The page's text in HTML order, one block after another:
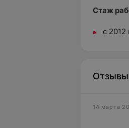
Стаж
с 2012
Отзывы
14 марта